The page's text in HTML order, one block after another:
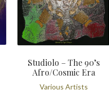
Studiolo – The 90’s
Afro/Cosmic Era
Various Artists